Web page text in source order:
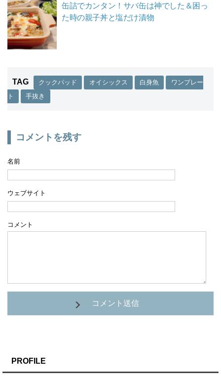
缶詰でカンタン！サバ缶は神でした＆困っ
た時の親子丼と塩だけ漬物
TAG クックパッド オイシックス 白身魚
ワンプレー
ト
手抜き
コメントを残す
名前
ウェブサイト
コメント
コメント送信
PROFILE